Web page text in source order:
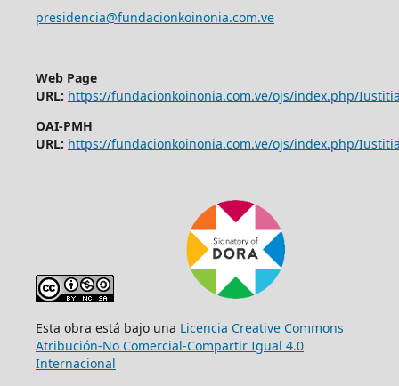
presidencia@fundacionkoinonia.com.ve
Web Page
URL: https://fundacionkoinonia.com.ve/ojs/index.php/
OAI-PMH
URL: https://fundacionkoinonia.com.ve/ojs/index.php/
Esta obra está bajo una Licencia Creative Commons
Atribución-No Comercial-Compartir Igual 4.0
Internacional